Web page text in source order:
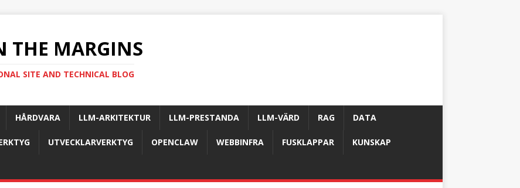
THE MARGINS
SITE AND TECHNICAL BLOG
HÅRDVARA LLM-ARKITEKTUR LLM-PRESTANDA LLM-VÄRD RAG DATA
UTVECKLARVERKTYG OPENCLAW WEBBINFRA FUSKLAPPAR KUNSKAP